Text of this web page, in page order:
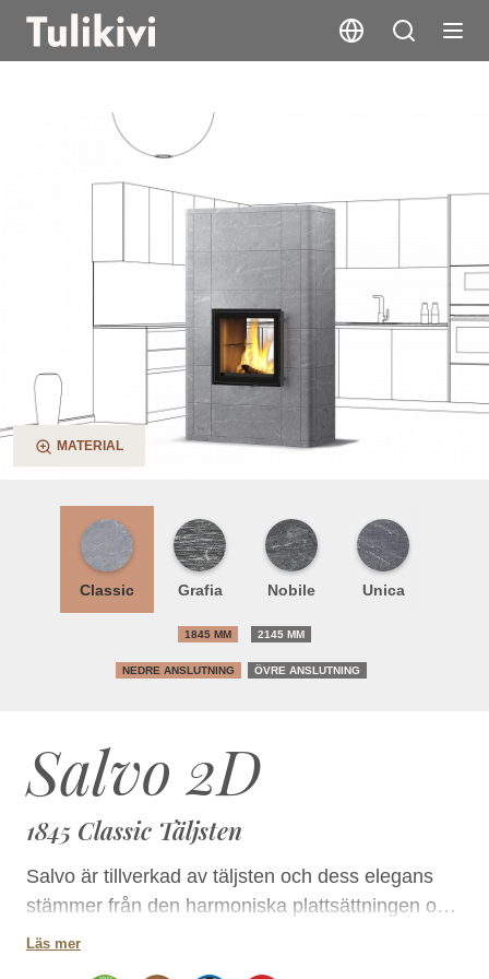
Salvo 2D
MATERIAL
Salvo 2D
1845 Classic Täljsten
Salvo är tillverkad av täljsten och dess elegans
stämmer från den harmoniska plattsättningen och
de rundade hörnen. Till eldstadens ytmaterial kan
Läs mer
Classic Grafia Nobile Unica
1845 MM 2145 MM
NEDRE ANSLUTNING ÖVRE ANSLUTNING